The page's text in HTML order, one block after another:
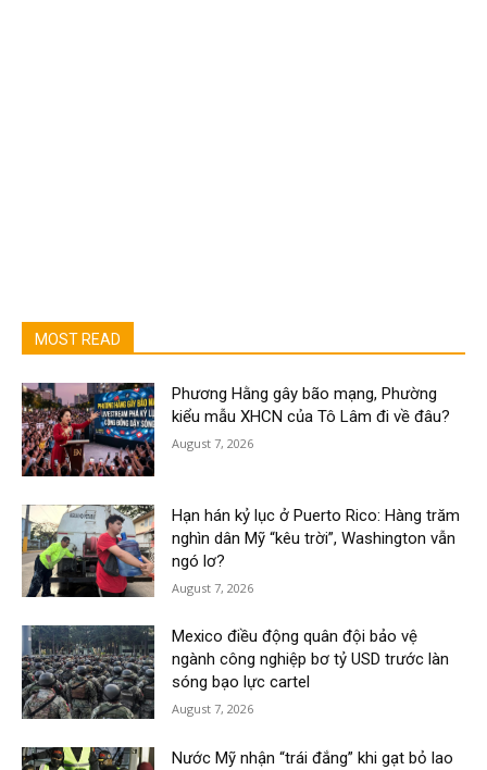
MOST READ
Phương Hằng gây bão mạng, Phường
kiểu mẫu XHCN của Tô Lâm đi về đâu?
August 7, 2026
Hạn hán kỷ lục ở Puerto Rico: Hàng trăm
nghìn dân Mỹ “kêu trời”, Washington vẫn
ngó lơ?
August 7, 2026
Mexico điều động quân đội bảo vệ
ngành công nghiệp bơ tỷ USD trước làn
sóng bạo lực cartel
August 7, 2026
Nước Mỹ nhận “trái đắng” khi gạt bỏ lao